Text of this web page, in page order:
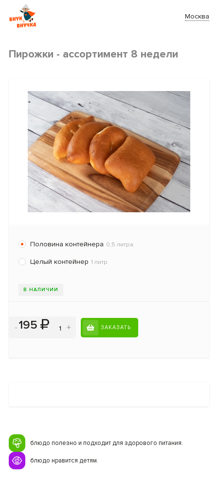
Москва
Пирожки - ассортимент 8 недели
Половина контейнера 0,5 литра
Целый контейнер 1 литр
В НАЛИЧИИ
- 195 + ЗАКАЗАТЬ
блюдо полезно и подходит для здорового питания.
блюдо нравится детям.